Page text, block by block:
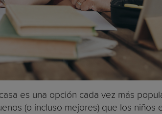
es una opción cada vez más
(o incluso mejores) que los